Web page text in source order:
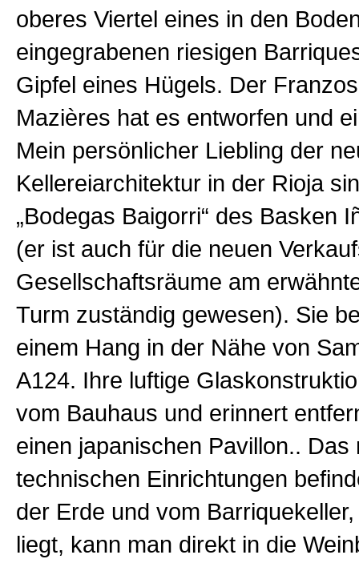
oberes Viertel eines in den
eingegrabenen riesigen
Gipfel eines Hügels. Der
Mazières hat es entworfen und
Mein persönlicher Liebling der
Kellereiarchitektur in der Rioja
„Bodegas Baigorri“ des Basken
(er ist auch für die neuen
Gesellschaftsräume am
Turm zuständig gewesen). Sie
einem Hang in der Nähe von
A124. Ihre luftige
vom Bauhaus und erinnert
einen japanischen Pavillon.. Das
technischen Einrichtungen
der Erde und vom
liegt, kann man direkt in die